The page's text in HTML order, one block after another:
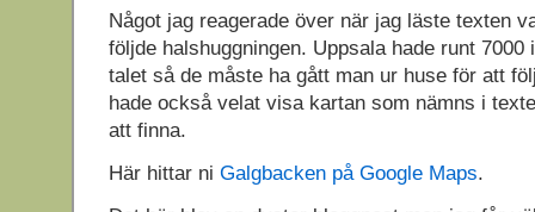
Något jag reagerade över när jag läste texten
följde halshuggningen. Uppsala hade runt 7000
talet så de måste ha gått man ur huse för att
hade också velat visa kartan som nämns i
att finna.
Här hittar ni Galgbacken på Google Maps.